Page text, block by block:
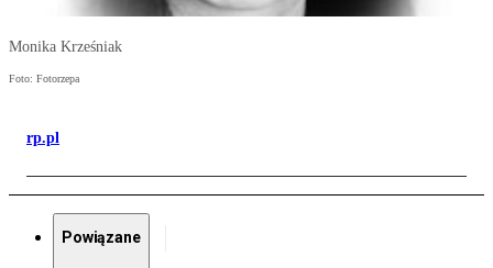
Monika Krześniak
Foto: Fotorzepa
rp.pl
Powiązane